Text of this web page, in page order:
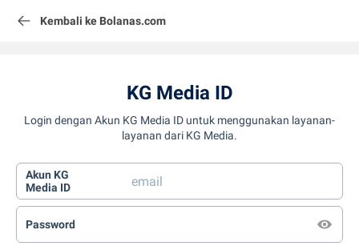
Kembali ke Bolanas.com
KG Media ID
Login dengan Akun KG Media ID untuk menggunakan layanan-
layanan dari KG Media.
Akun KG
Media ID
Password